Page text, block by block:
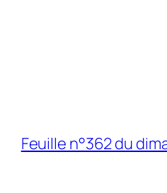
Feuille n°362 du